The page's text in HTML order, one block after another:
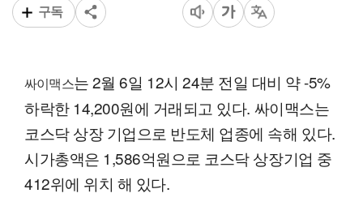
구독
싸이맥스는 2월 6일 12시 24분 전일 대비 약 -5%
하락한 14,200원에 거래되고 있다. 싸이맥스는
코스닥 상장 기업으로 반도체 업종에 속해 있다.
시가총액은 1,586억원으로 코스닥 상장기업 중
412위에 위치 해 있다.